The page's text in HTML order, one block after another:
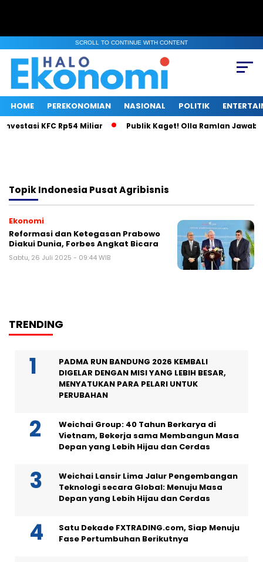
SCROLL TO CONTINUE WITH CONTENT
HOME PEREKONOMIAN NASIONAL POLITIK
KFC Rp54 Miliar Publik Kaget! Olla Ramlan Jawab
TopikIndonesia Pusat Agribisnis
Ekonomi
Reformasi dan Ketegasan Prabowo
Diakui Dunia, Forbes Angkat Bicara
Sabtu, 26 Juli 2025 - 09:44 WIB
TRENDING
PADMA RUN BANDUNG 2026 KEMBALI
DIGELAR DENGAN MISI YANG LEBIH BESAR,
MENYATUKAN PARA PELARI UNTUK
PERUBAHAN
Weichai Group: 40 Tahun Berkarya di
Vietnam, Bekerja sama Membangun Masa
Depan yang Lebih Hijau dan Cerdas
Weichai Lansir Lima Jalur Pengembangan
Teknologi secara Global: Menuju Masa
Depan yang Lebih Hijau dan Cerdas
Satu Dekade FXTRADING.com, Siap Menuju
Fase Pertumbuhan Berikutnya